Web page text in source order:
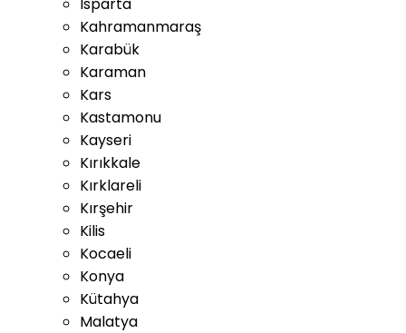
Kahramanmaraş
Karabük
Karaman
Kars
Kastamonu
Kayseri
Kırıkkale
Kırklareli
Kırşehir
Kilis
Kocaeli
Konya
Kütahya
Malatya